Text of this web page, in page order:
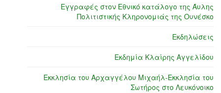
Εγγραφές στον Εθνικό κατάλογο της Άυλης
Πολιτιστικής Κληρονομιάς της Ουνέσκο
Εκδηλώσεις
Εκδημία Κλαίρης Αγγελίδου
Εκκλησία του Αρχαγγέλου Μιχαήλ-Εκκλησία του
Σωτήρος στο Λευκόνοικο